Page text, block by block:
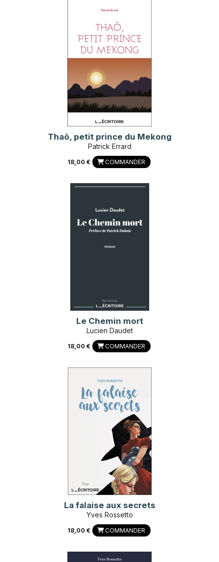
Thaô, petit prince du Mekong
Patrick Errard
18,00 € COMMANDER
Le Chemin mort
Lucien Daudet
18,00 € COMMANDER
La falaise aux secrets
Yves Rossetto
18,00 € COMMANDER